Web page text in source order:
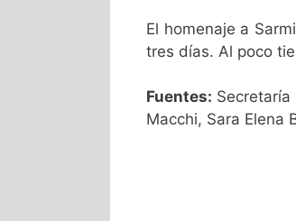
El homenaje a
tres días. Al poco
Fuentes:
Macchi, Sara Elena